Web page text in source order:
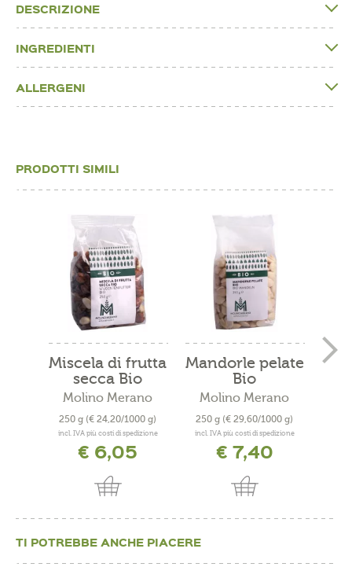
DESCRIZIONE
INGREDIENTI
ALLERGENI
PRODOTTI SIMILI
Miscela di frutta
secca Bio
Molino Merano
250 g (€ 24,20/1000 g)
incl. IVA più costi di spedizione
€ 6,05
Mandorle pelate
Bio
Molino Merano
250 g (€ 29,60/1000 g)
incl. IVA più costi di spedizione
€ 7,40
TI POTREBBE ANCHE PIACERE